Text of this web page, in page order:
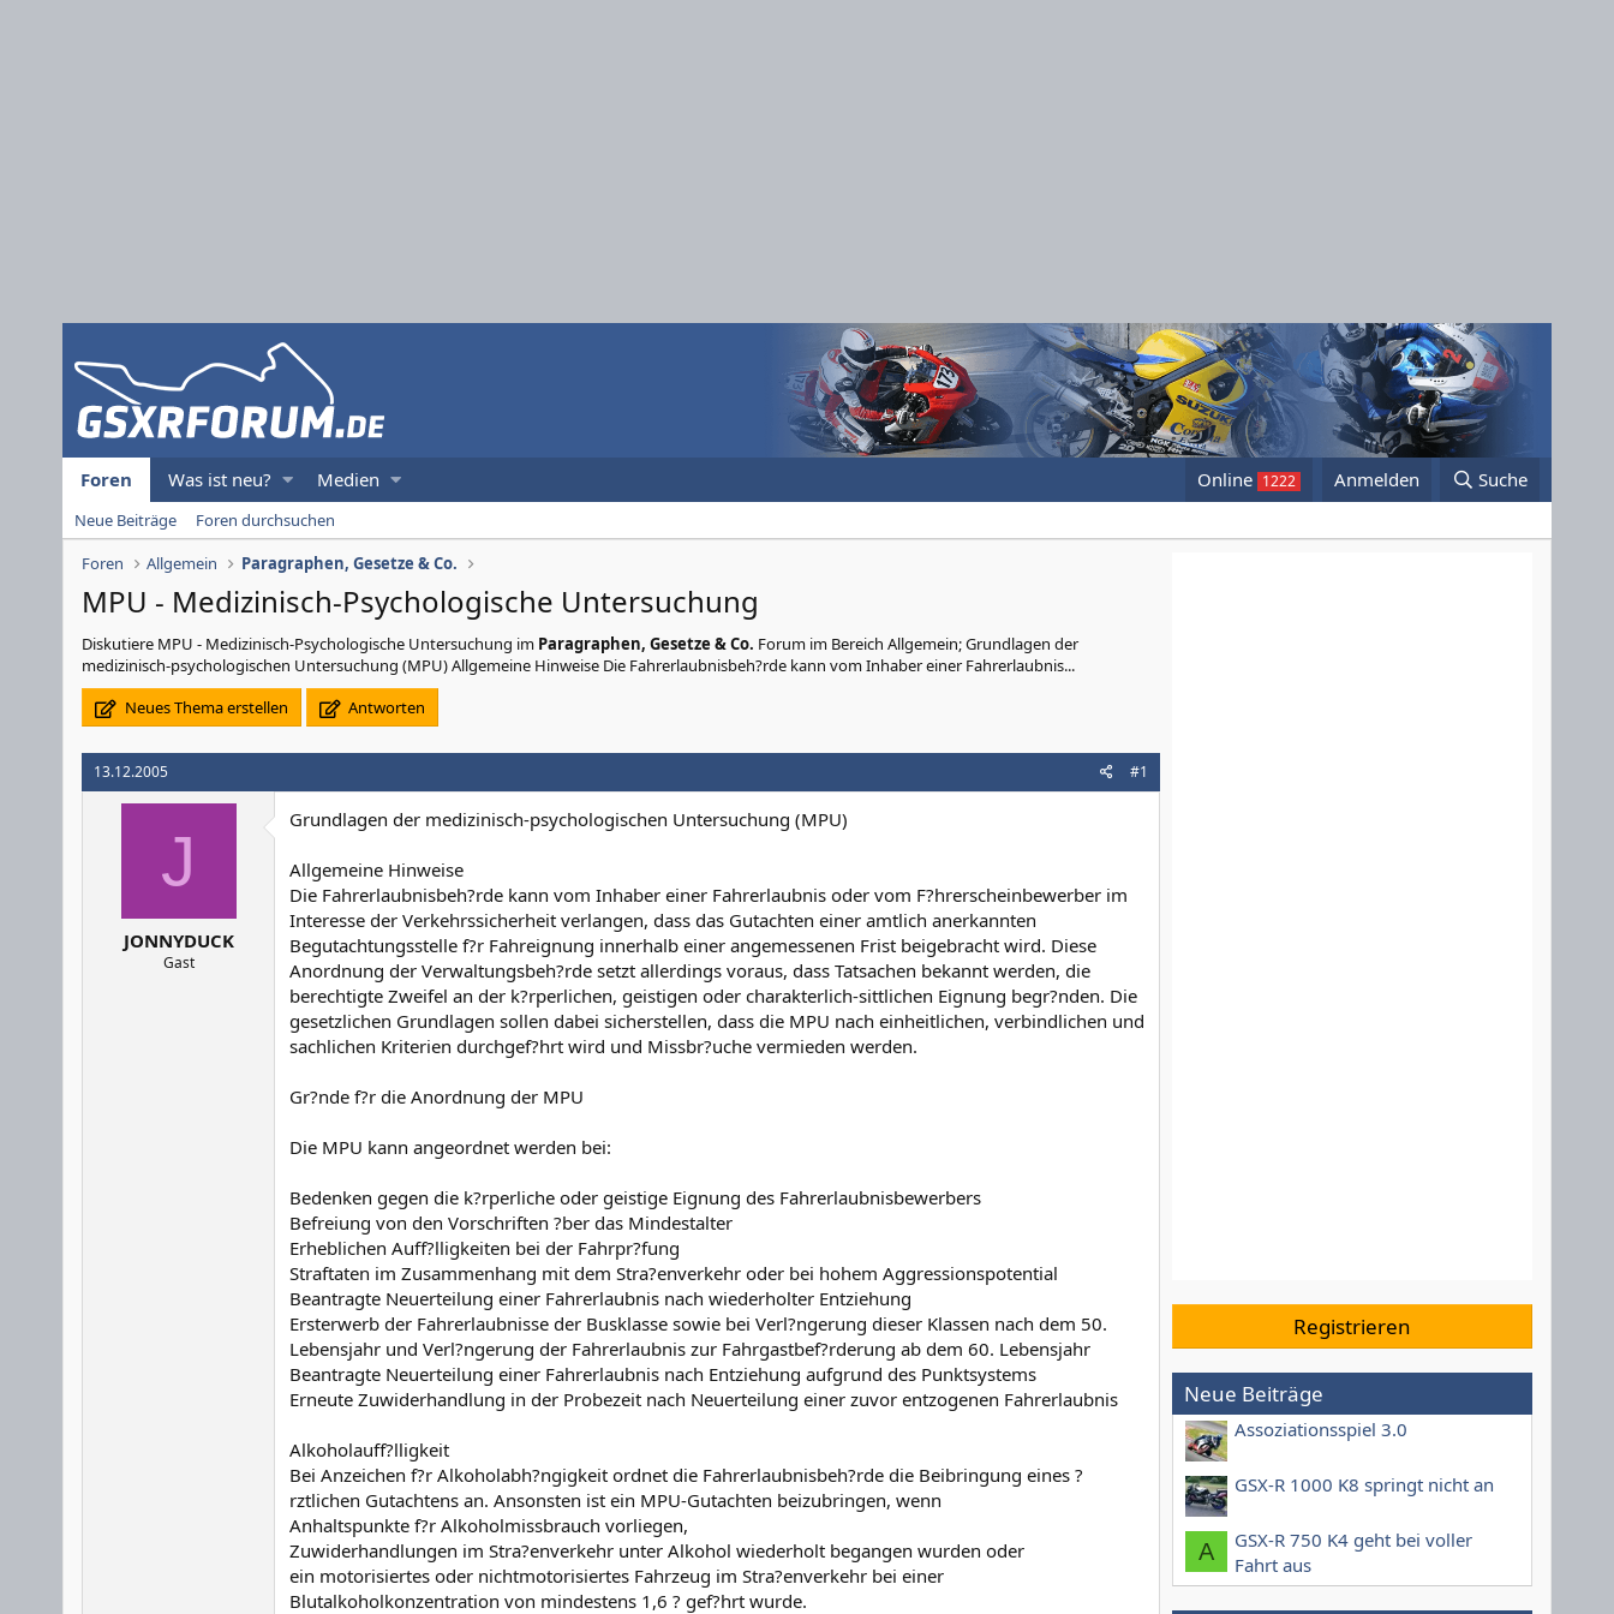
Foren Was ist neu? Medien Online Anmelden Suche
Neue Beiträge
Foren durchsuchen
Foren
Allgemein Paragraphen, Gesetze & Co.
MPU - Medizinisch-Psychologische Untersuchung
Diskutiere MPU - Medizinisch-Psychologische Untersuchung im Paragraphen, Gesetze & Co. Forum im Bereich Allgemein; Grundlagen der
medizinisch-psychologischen Untersuchung (MPU) Allgemeine Hinweise Die Fahrerlaubnisbeh?rde kann vom Inhaber einer Fahrerlaubnis...
Neues Thema erstellen
Antworten
13.12.2005 #1
J
JONNYDUCK
Gast
Grundlagen der medizinisch-psychologischen Untersuchung (MPU)
Allgemeine Hinweise
Die Fahrerlaubnisbeh?rde kann vom Inhaber einer Fahrerlaubnis oder vom F?hrerscheinbewerber im
Interesse der Verkehrssicherheit verlangen, dass das Gutachten einer amtlich anerkannten
Begutachtungsstelle f?r Fahreignung innerhalb einer angemessenen Frist beigebracht wird. Diese
Anordnung der Verwaltungsbeh?rde setzt allerdings voraus, dass Tatsachen bekannt werden, die
berechtigte Zweifel an der k?rperlichen, geistigen oder charakterlich-sittlichen Eignung begr?nden. Die
gesetzlichen Grundlagen sollen dabei sicherstellen, dass die MPU nach einheitlichen, verbindlichen und
sachlichen Kriterien durchgef?hrt wird und Missbr?uche vermieden werden.
Gr?nde f?r die Anordnung der MPU
Die MPU kann angeordnet werden bei:
Bedenken gegen die k?rperliche oder geistige Eignung des Fahrerlaubnisbewerbers
Befreiung von den Vorschriften ?ber das Mindestalter
Erheblichen Auff?lligkeiten bei der Fahrpr?fung
Straftaten im Zusammenhang mit dem Stra?enverkehr oder bei hohem Aggressionspotential
Beantragte Neuerteilung einer Fahrerlaubnis nach wiederholter Entziehung
Ersterwerb der Fahrerlaubnisse der Busklasse sowie bei Verl?ngerung dieser Klassen nach dem 50.
Lebensjahr und Verl?ngerung der Fahrerlaubnis zur Fahrgastbef?rderung ab dem 60. Lebensjahr
Beantragte Neuerteilung einer Fahrerlaubnis nach Entziehung aufgrund des Punktsystems
Erneute Zuwiderhandlung in der Probezeit nach Neuerteilung einer zuvor entzogenen Fahrerlaubnis
Alkoholauff?lligkeit
Bei Anzeichen f?r Alkoholabh?ngigkeit ordnet die Fahrerlaubnisbeh?rde die Beibringung eines ?
rztlichen Gutachtens an. Ansonsten ist ein MPU-Gutachten beizubringen, wenn
Anhaltspunkte f?r Alkoholmissbrauch vorliegen,
Zuwiderhandlungen im Stra?enverkehr unter Alkohol wiederholt begangen wurden oder
ein motorisiertes oder nichtmotorisiertes Fahrzeug im Stra?enverkehr bei einer
Blutalkoholkonzentration von mindestens 1,6 ? gef?hrt wurde.
Registrieren
Neue Beiträge
Assoziationsspiel 3.0
GSX-R 1000 K8 springt nicht an
A
GSX-R 750 K4 geht bei voller
Fahrt aus